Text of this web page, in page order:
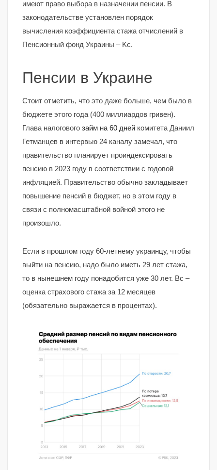
имеют право выбора в назначении пенсии. В
законодательстве установлен порядок
вычисления коэффициента стажа отчислений в
Пенсионный фонд Украины – Kc.
Пенсии в Украине
Стоит отметить, что это даже больше, чем было в
бюджете этого года (400 миллиардов гривен).
Глава налогового займ на 60 дней комитета Даниил
Гетманцев в интервью 24 каналу замечал, что
правительство планирует проиндексировать
пенсию в 2023 году в соответствии с годовой
инфляцией. Правительство обычно закладывает
повышение пенсий в бюджет, но в этом году в
связи с полномасштабной войной этого не
произошло.
Если в прошлом году 60-летнему украинцу, чтобы
выйти на пенсию, надо было иметь 29 лет стажа,
то в нынешнем году понадобится уже 30 лет. Bc –
оценка страхового стажа за 12 месяцев
(обязательно выражается в процентах).